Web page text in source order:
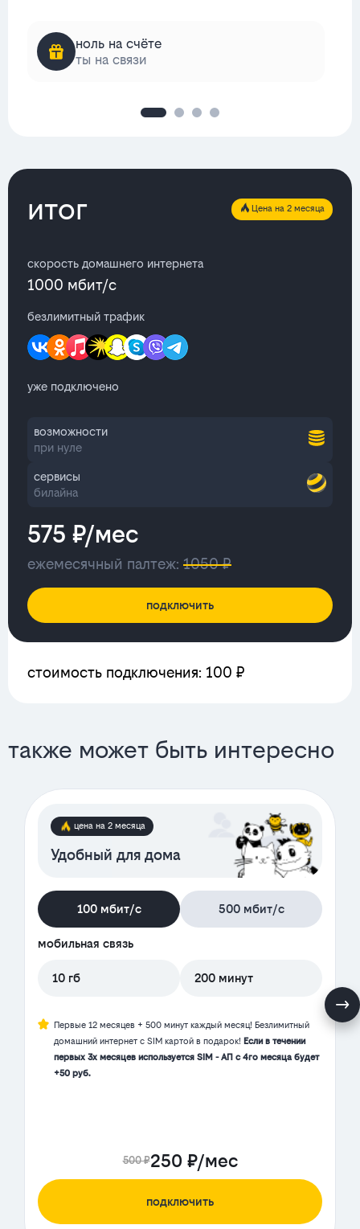
ноль на счёте
ты на связи
итог Цена на 2 месяца
скорость домашнего интернета
1000 мбит/с
безлимитный трафик
уже подключено
возможности
при нуле
сервисы
билайна
575 ₽/мес
ежемесячный палтеж: 1050 ₽
подключить
стоимость подключения: 100 ₽
также может быть интересно
цена на 2 месяца
Удобный для дома
100 мбит/с 500 мбит/с
мобильная связь
10 гб 200 минут
Первые 12 месяцев + 500 минут каждый месяц! Безлимитный
домашний интернет с SIM картой в подарок! Если в течении
первых 3х месяцев используется SIM - АП с 4го месяца будет
+50 руб.
500 ₽250 ₽/мес
подключить